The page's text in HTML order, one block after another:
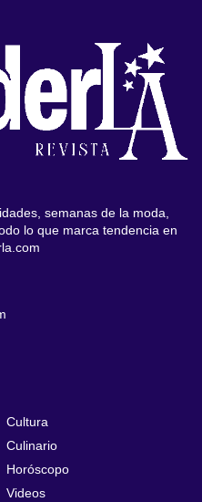
semanas de la moda,
lo que marca tendencia en
Cultura
Culinario
Horóscopo
Videos